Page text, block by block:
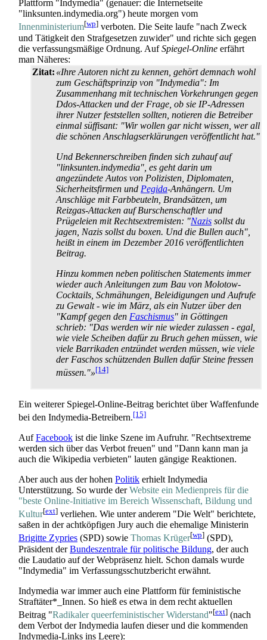
Plattform "Indymedia" (genauer: die Internetseite
"linksunten.indymedia.org") heute morgen vom
Innenministerium[wp] verboten. Die Seite laufe "nach Zweck
und Tätigkeit den Straf­gesetzen zuwider" und richte sich gegen
die verfassungs­mäßige Ordnung. AufSpiegel-Online erfährt
man Näheres:
Zitat: «Ihre Autoren nicht zu kennen, gehört demnach wohl
zum Geschäftsprinzip von "Indymedia": Im
Zusammenhang mit technischen Vorkehrungen gegen
Ddos-Attacken und der Frage, ob sie IP-Adressen
ihrer Nutzer feststellen sollten, notieren die Betreiber
einmal süffisant: "Wir wollen gar nicht wissen, wer all
die schönen Anschlags­erklärungen veröffentlicht hat."
Und Bekennerschreiben finden sich zuhauf auf
"linksunten.indymedia", es geht darin um
angezündete Autos von Polizisten, Diplomaten,
Sicherheits­firmen und Pegida-Anhängern. Um
Anschläge mit Farbbeuteln, Brandsätzen, um
Reizgas-Attacken auf Burschen­schaftler und
Prügeleien mit Rechts­extremisten: "Nazis sollst du
jagen, Nazis sollst du boxen. Und die Bullen auch",
heißt in einem im Dezember 2016 veröffentlichten
Beitrag.
Hinzu kommen neben politischen Statements immer
wieder auch Anleitungen zum Bau von Molotow-
Cocktails, Schmähungen, Beleidigungen und Aufrufe
zu Gewalt - wie im März, als ein Nutzer über den
"Kampf gegen den Faschismus" in Göttingen
schrieb: "Das werden wir nie wieder zulassen - egal,
wie viele Scheiben dafür zu Bruch gehen müssen, wie
viele Barrikaden entzündet werden müssen, wie viele
der Faschos schützenden Bullen dafür Steine fressen
müssen."»[14]
Ein weiterer Spiegel-Online-Beitrag berichtet über Waffenfunde
bei den Indymedia-Betreibern.[15]
AufFacebook ist die linke Szene im Aufruhr. "Rechts­extreme
werden sich über das Verbot freuen" und "Dann kann man ja
auch die Wikipedia verbieten" lauten gängige Reaktionen.
Aber auch aus der hohen Politik erhielt Indymedia
Unterstützung. So wurde derWebsite ein Medienpreis für die
"beste Online-Initiative im Bereich Wissenschaft, Bildung und
Kultur[ext] verliehen. Wie unter anderem "Die Welt" berichtete,
saßen in der acht­köpfigen Jury auch die ehemalige Ministerin
Brigitte Zypries (SPD) sowie Thomas Krüger[wp] (SPD),
Präsident derBundeszentrale für politische Bildung, der auch
die Laudatio auf der Webpräsenz hielt. Schon damals wurde
"Indymedia" im Verfassungs­schutz­bericht erwähnt.
Indymedia war immer auch eine Plattform für feministische
Straftäter*_Innen. So hieß es etwa in dem recht aktuellen
Beitrag "Radikaler queer­feministischer Widerstand"[ext] (nach
dem Verbot der Indymedia laufen dieser und die kommenden
Indymedia-Links ins Leere):